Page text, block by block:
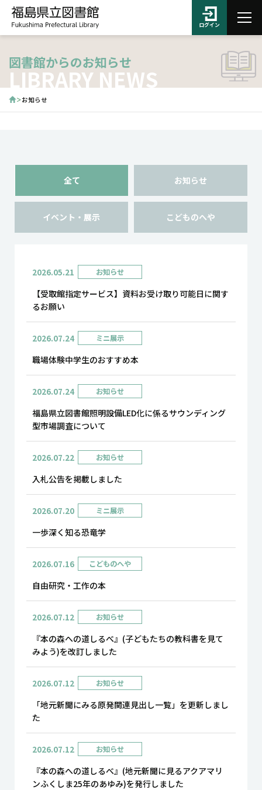
ログイン
図書館からのお知らせ
LIBRARY NEWS
お知らせ
全て お知らせ
イベント・展示 こどものへや
2026.05.21 お知らせ
【受取館指定サービス】資料お受け取り可能日に関す
るお願い
2026.07.24 ミニ展示
職場体験中学生のおすすめ本
2026.07.24 お知らせ
福島県立図書館照明設備LED化に係るサウンディング
型市場調査について
2026.07.22 お知らせ
入札公告を掲載しました
2026.07.20 ミニ展示
一歩深く知る恐竜学
2026.07.16 こどものへや
自由研究・工作の本
2026.07.12 お知らせ
『本の森への道しるべ』(子どもたちの教科書を見て
みよう)を改訂しました
2026.07.12 お知らせ
「地元新聞にみる原発関連見出し一覧」を更新しまし
た
2026.07.12 お知らせ
『本の森への道しるべ』(地元新聞に見るアクアマリ
ンふくしま25年のあゆみ)を発行しました